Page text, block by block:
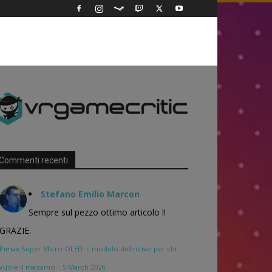
recenti
Stefano Emilio Marcon
Sempre sul pezzo ottimo articolo !!
GRAZIE.
Pimax Super Micro-OLED: il modulo definitivo per chi
vuole il massimo · 5 March 2026